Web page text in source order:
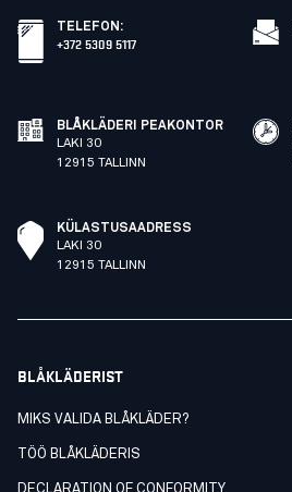
TELEFON :
+372 5309 5117
BLÅKLÄDERI PEAKONTOR
LAKI 30
12915 TALLINN
KÜLASTUSAADRESS
LAKI 30
12915 TALLINN
BLÅKLÄDERIST
MIKS VALIDA BLÅKLÄDER?
TÖÖ BLÅKLÄDERIS
DECLARATION OF CONFORMITY